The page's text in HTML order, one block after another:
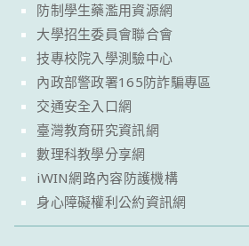
防制學生藥濫用資源網
大學招生委員會聯合會
技專校院入學測驗中心
內政部警政署165防詐騙專區
交通安全入口網
臺灣教育研究資訊網
數理科教學分享網
iWIN網路內容防護機構
身心障礙權利公約資訊網